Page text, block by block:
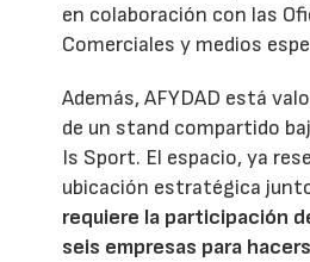
en colaboración con las
Comerciales y medios
Además, AFYDAD está
de un stand compartido
Is Sport. El espacio, ya
ubicación estratégica
requiere la participación
seis empresas para